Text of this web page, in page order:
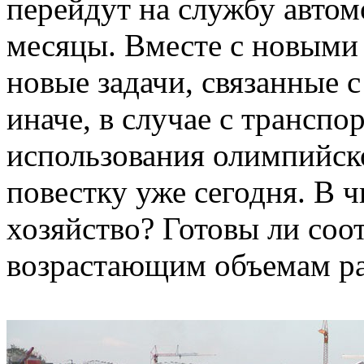
перейдут на службу
месяцы. Вместе с
новые задачи, связанные
иначе, в случае с
использования
повестку уже сегодня. В
хозяйство? Готовы ли
возрастающим объемам